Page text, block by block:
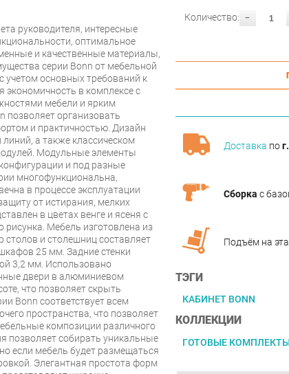
-
Количество:
Доставка по
Сборка с
Подъём на
ТЭГИ
КАБИНЕТ BONN
КОЛЛЕКЦИИ
ГОТОВЫЕ КОМПЛЕКТЫ
руководителя, интересные
оптимальное
и качественные материалы,
серии Bonn от мебельной
учетом основных требований к
экономичность в комплексе с
мебели и ярким
позволяет организовать
и практичностью. Дизайн
линий, а также классическом
Модульные элементы
и под разные
многофункциональна,
в процессе эксплуатации
от истирания, мелких
в цветах венге и ясеня с
рисунка. Мебель изготовлена из
и столешниц составляет
25 мм. Задние стенки
3,2 мм. Использовано
двери в алюминиевом
что позволяет скрыть
Bonn соответствует всем
пространства, что позволяет
композиции различного
позволяет собирать уникальные
если мебель будет размещаться
Элегантная простота форм